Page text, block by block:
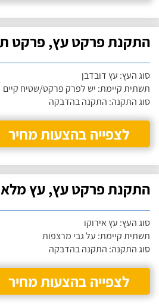
התקנת פרקט עץ, פרקט
סוג העץ: עץ דובדבן
תשתית קיימת: יש לפרק פרקט/שטיח קיים
סוג התקנה: התקנה בהדבקה
לצפייה בהצעות מחיר
התקנת פרקט עץ, עץ מלא
סוג העץ: עץ אירוקו
תשתית קיימת: על גבי מרצפות
סוג התקנה: התקנה בהדבקה
לצפייה בהצעות מחיר